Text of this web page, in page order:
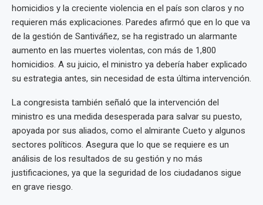
homicidios y la creciente violencia en el país son claros y no
requieren más explicaciones. Paredes afirmó que en lo que va
de la gestión de Santiváñez, se ha registrado un alarmante
aumento en las muertes violentas, con más de 1,800
homicidios. A su juicio, el ministro ya debería haber explicado
su estrategia antes, sin necesidad de esta última intervención.
La congresista también señaló que la intervención del
ministro es una medida desesperada para salvar su puesto,
apoyada por sus aliados, como el almirante Cueto y algunos
sectores políticos. Asegura que lo que se requiere es un
análisis de los resultados de su gestión y no más
justificaciones, ya que la seguridad de los ciudadanos sigue
en grave riesgo.